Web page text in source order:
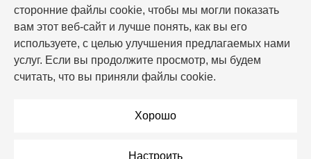
сторонние файлы cookie, чтобы мы могли показать
вам этот веб-сайт и лучше понять, как вы его
используете, с целью улучшения предлагаемых нами
услуг. Если вы продолжите просмотр, мы будем
считать, что вы приняли файлы cookie.
Хорошо
Настроить
info@i-ven.by
Мы в мессенджерах:
Режим работы: Пн–Пт: 10:00 – 19:00